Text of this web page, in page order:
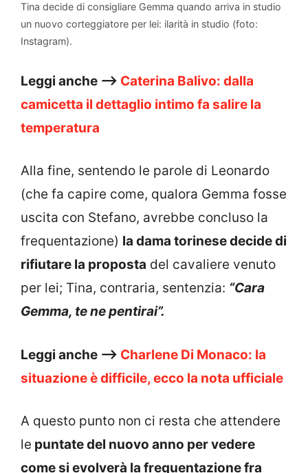
Tina decide di consigliare Gemma quando arriva in studio
un nuovo corteggiatore per lei: ilarità in studio (foto:
Instagram).
Leggi anche –> Caterina Balivo: dalla
camicetta il dettaglio intimo fa salire la
temperatura
Alla fine, sentendo le parole di Leonardo
(che fa capire come, qualora Gemma fosse
uscita con Stefano, avrebbe concluso la
frequentazione) la dama torinese decide di
rifiutare la proposta del cavaliere venuto
per lei; Tina, contraria, sentenzia: “Cara
Gemma, te ne pentirai”.
Leggi anche –> Charlene Di Monaco: la
situazione è difficile, ecco la nota ufficiale
A questo punto non ci resta che attendere
le puntate del nuovo anno per vedere
come si evolverà la frequentazione fra